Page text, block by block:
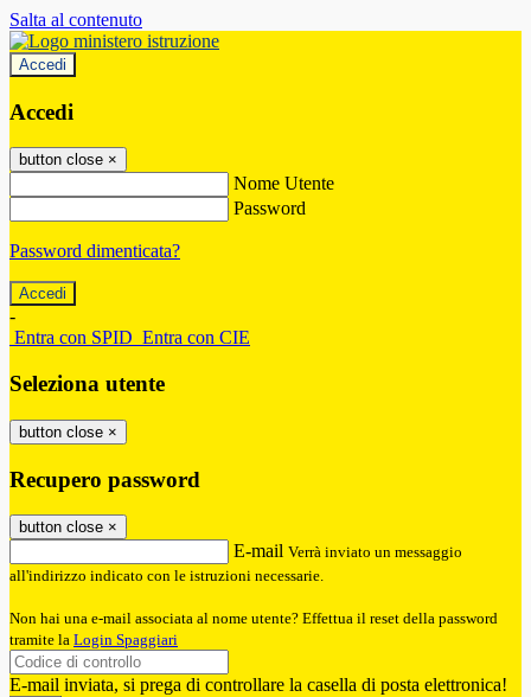
Salta al contenuto
Accedi
Accedi
button close ×
Nome Utente
Password
Password dimenticata?
-
Entra con SPID Entra con CIE
Seleziona utente
button close ×
Recupero password
button close ×
E-mail Verrà inviato un messaggio
all'indirizzo indicato con le istruzioni necessarie.
Non hai una e-mail associata al nome utente? Effettua il reset della password
tramite la Login Spaggiari
E-mail inviata, si prega di controllare la casella di posta elettronica!